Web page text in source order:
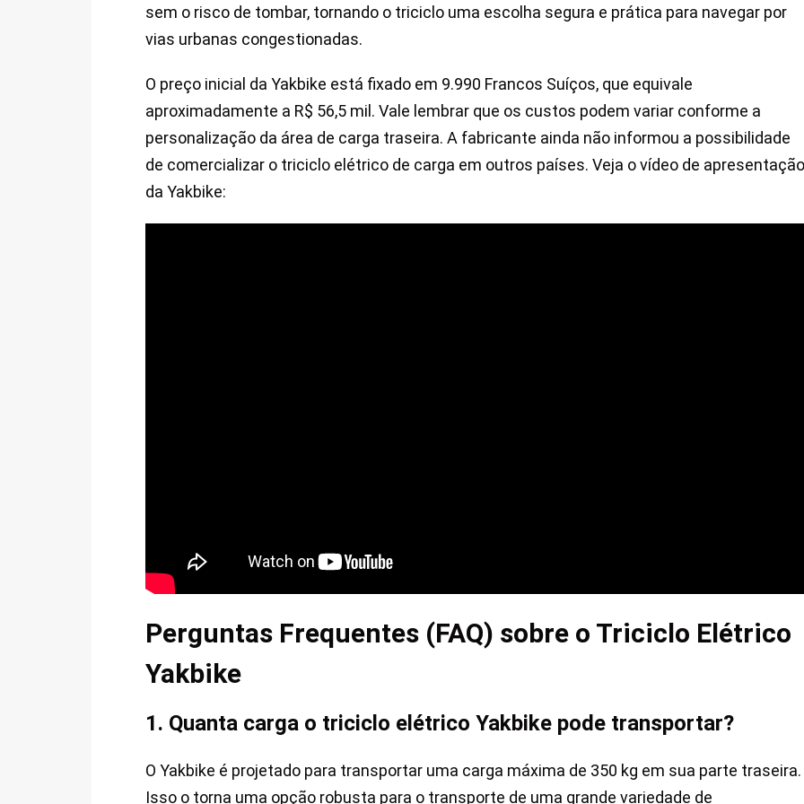
sem o risco de tombar, tornando o triciclo uma escolha segura e prática para navegar por
vias urbanas congestionadas.
O preço inicial da Yakbike está fixado em 9.990 Francos Suíços, que equivale
aproximadamente a R$ 56,5 mil. Vale lembrar que os custos podem variar conforme a
personalização da área de carga traseira. A fabricante ainda não informou a possibilidade
de comercializar o triciclo elétrico de carga em outros países. Veja o vídeo de apresentação
da Yakbike:
Perguntas Frequentes (FAQ) sobre o Triciclo Elétrico
Yakbike
1. Quanta carga o triciclo elétrico Yakbike pode transportar?
O Yakbike é projetado para transportar uma carga máxima de 350 kg em sua parte traseira.
Isso o torna uma opção robusta para o transporte de uma grande variedade de